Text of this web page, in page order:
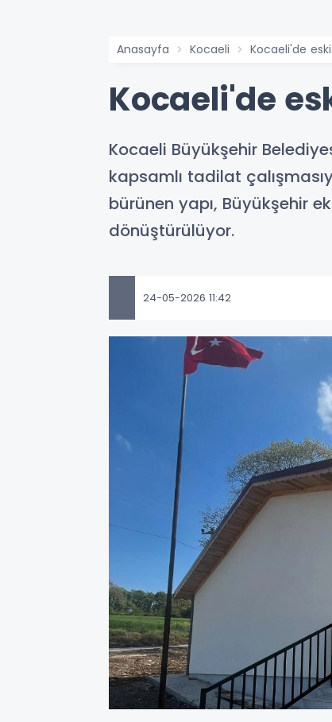
Anasayfa Kocaeli Kocaeli'de
Kocaeli'de
Kocaeli Büyükşehir
kapsamlı tadilat
bürünen yapı, Büyükşehir
dönüştürülüyor.
24-05-2026 11:42